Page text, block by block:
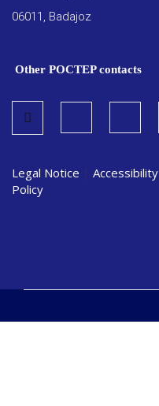
06011, Badajoz
Other POCTEP contacts
Legal Notice | Accessibility
Policy